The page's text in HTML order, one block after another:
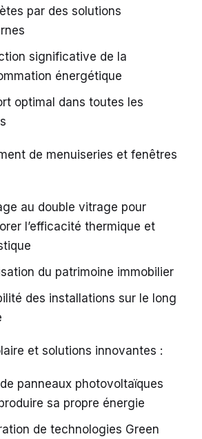
par des solutions
significative de la
énergétique
optimal dans toutes les
de menuiseries et fenêtres
au double vitrage pour
l’efficacité thermique et
du patrimoine immobilier
des installations sur le long
et solutions innovantes :
panneaux photovoltaïques
sa propre énergie
de technologies Green